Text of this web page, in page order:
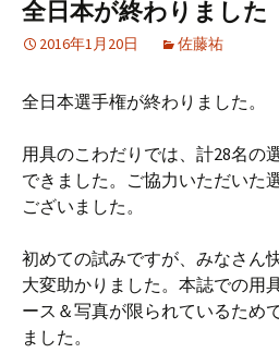
全日本が終わりました
2016年1月20日 佐藤祐
全日本選手権が終わりました。
用具のこわだりでは、計28名の
できました。ご協力いただいた
ございました。
初めての試みですが、みなさん
大変助かりました。本誌での用
ース＆写真が限られているため
ました。